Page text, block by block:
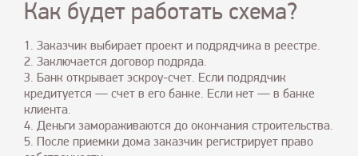
Как будет работать схема?
1. Заказчик выбирает проект и подрядчика в реестре.
2. Заключается договор подряда.
3. Банк открывает эскроу-счет. Если подрядчик
кредитуется — счет в его банке. Если нет — в банке
клиента.
4. Деньги замораживаются до окончания строительства.
5. После приемки дома заказчик регистрирует право